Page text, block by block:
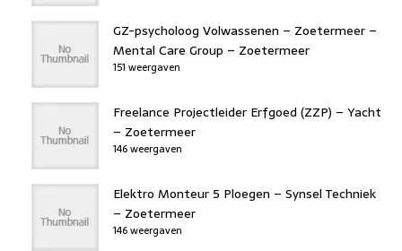
GZ-psycholoog Volwassenen – Zoetermeer –
Mental Care Group – Zoetermeer
151 weergaven
Freelance Projectleider Erfgoed (ZZP) – Yacht
– Zoetermeer
146 weergaven
Elektro Monteur 5 Ploegen – Synsel Techniek
– Zoetermeer
146 weergaven